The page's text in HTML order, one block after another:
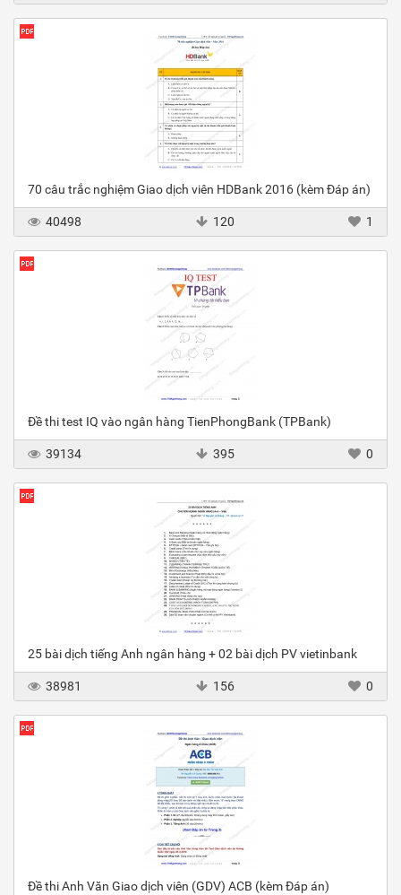
70 câu trắc nghiệm Giao dịch viên HDBank 2016 (kèm Đáp án)
40498 120 1
Đề thi test IQ vào ngân hàng TienPhongBank (TPBank)
39134 395 0
25 bài dịch tiếng Anh ngân hàng + 02 bài dịch PV vietinbank
38981 156 0
Đề thi Anh Văn Giao dịch viên (GDV) ACB (kèm Đáp án)